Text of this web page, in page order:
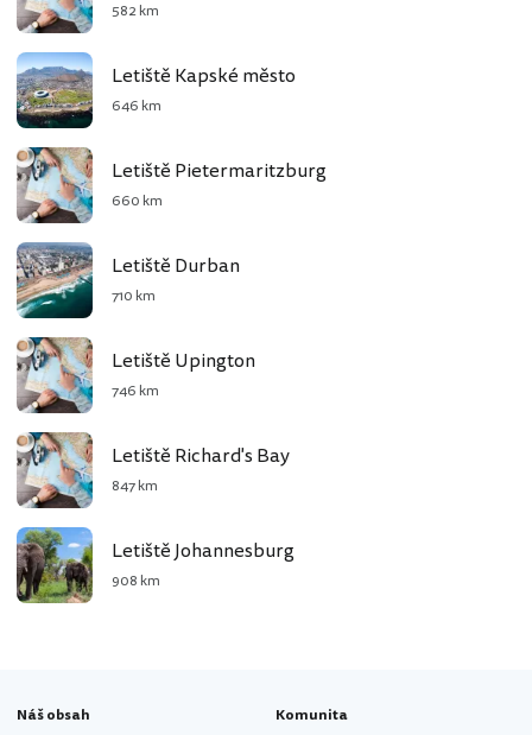
582 km
Letiště Kapské město
646 km
Letiště Pietermaritzburg
660 km
Letiště Durban
710 km
Letiště Upington
746 km
Letiště Richard's Bay
847 km
Letiště Johannesburg
908 km
Náš obsah Komunita